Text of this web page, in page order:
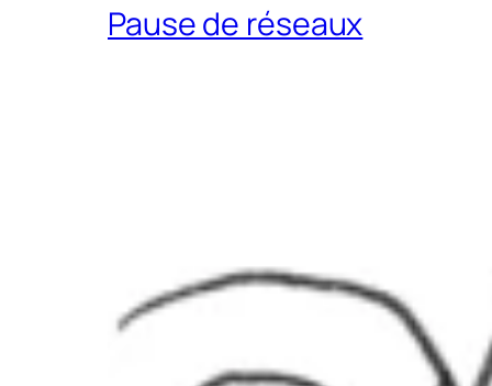
Pause de réseaux